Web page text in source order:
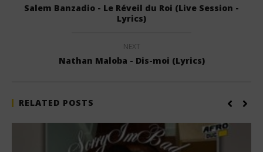
Salem Banzadio - Le Réveil du Roi (Live Session -
Lyrics)
NEXT
Nathan Maloba - Dis-moi (Lyrics)
RELATED POSTS